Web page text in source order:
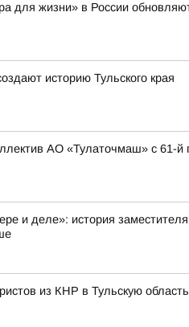
для жизни» в России
историю Тульского края
АО «Тулаточмаш» с 61-й
и деле»: история
из КНР в Тульскую